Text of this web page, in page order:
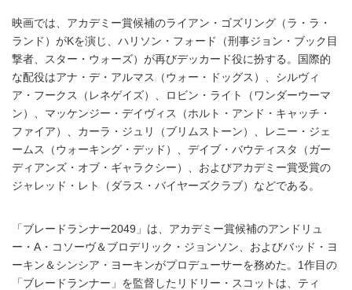
映画では、アカデミー賞候補のライアン・ゴズリング（ラ・ラ・
ランド）がKを演じ、ハリソン・フォード（刑事ジョン・ブック目
撃者、スター・ウォーズ）が再びデッカード役に扮する。国際的
な配役はアナ・デ・アルマス（ウォー・ドッグス）、シルヴィ
ア・フークス（レネゲイズ）、ロビン・ライト（ワンダーウーマ
ン）、マッケンジー・デイヴィス（ホルト・アンド・キャッチ・
ファイア）、カーラ・ジュリ（ブリムストーン）、レニー・ジェ
ームス（ウォーキング・デッド）、デイブ・バウティスタ（ガー
ディアンズ・オブ・ギャラクシー）、およびアカデミー賞受賞の
ジャレッド・レト（ダラス・バイヤーズクラブ）などである。
「ブレードランナー2049」は、アカデミー賞候補のアンドリュ
ー・A・コソーヴ＆ブロデリック・ジョンソン、およびバッド・ヨ
ーキン＆シンシア・ヨーキンがプロデューサーを務めた。1作目の
「ブレードランナー」を監督したリドリー・スコットは、ティ